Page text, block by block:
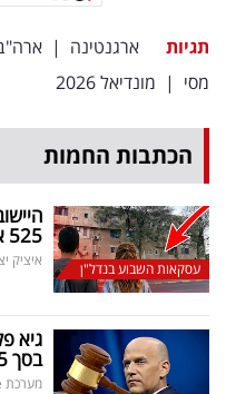
תגיות ארגנטינה |
מסי | מונדיאל 2026
הכתבות החמות
עסקאות השבוע בנדל"ן
525 אלף שקל
איציק
גיא
בסך 5 מיליון שקל
מערכת ice